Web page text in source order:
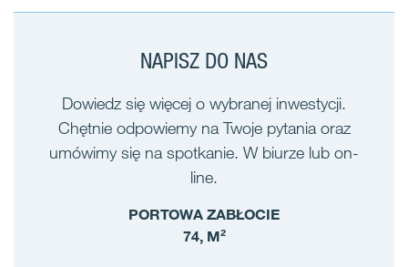
NAPISZ DO NAS
Dowiedz się więcej o wybranej inwestycji.
Chętnie odpowiemy na Twoje pytania oraz
umówimy się na spotkanie. W biurze lub on-
line.
PORTOWA ZABŁOCIE
74, M²